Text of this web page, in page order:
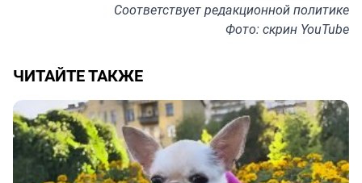
Соответствуетредакционной политике
Фото: скрин YouTube
ЧИТАЙТЕ ТАКЖЕ